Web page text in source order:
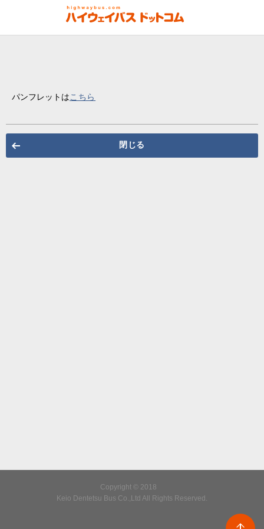
パンフレットはこちら
閉じる
Copyright © 2018
Keio Dentetsu Bus Co.,Ltd All Rights Reserved.